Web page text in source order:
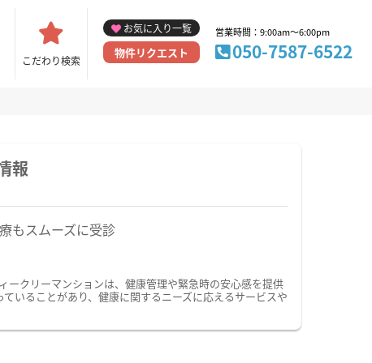
こだわり検索
お気に入り一覧
物件リクエスト
営業時間：9:00am～6:00pm
050-7587-6522
報
もスムーズに受診
クリーマンションは、健康管理や緊急時の安心感を提供
いることがあり、健康に関するニーズに応えるサービスや